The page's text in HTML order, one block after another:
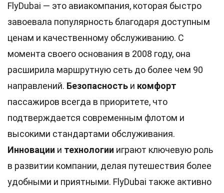
FlyDubai — это авиакомпания, которая быстро
завоевала популярность благодаря доступным
ценам и качественному обслуживанию. С
момента своего основания в 2008 году, она
расширила маршрутную сеть до более чем 90
направлений. Безопасность и комфорт
пассажиров всегда в приоритете, что
подтверждается современным флотом и
высокими стандартами обслуживания.
Инновации и технологии играют ключевую роль
в развитии компании, делая путешествия более
удобными и приятными. FlyDubai также активно